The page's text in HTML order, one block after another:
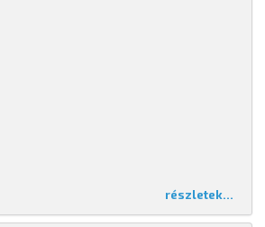
részletek...